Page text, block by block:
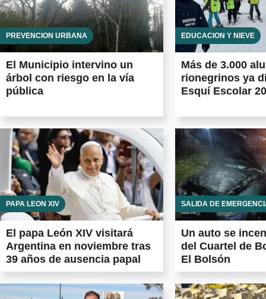
PREVENCIÓN URBANA
El Municipio intervino un
árbol con riesgo en la vía
pública
EDUCACIÓN Y NIEVE
Más de 3.000
rionegrinos ya
Esquí Escolar
PAPA LEÓN XIV
El papa León XIV visitará
Argentina en noviembre tras
39 años de ausencia papal
SALIDA DE
Un auto se
del Cuartel de
El Bolsón